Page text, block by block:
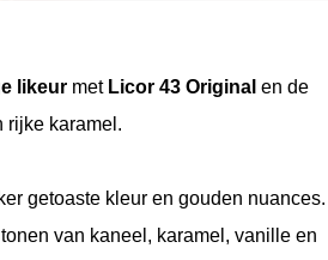
likeur met Licor 43 Originalen de
rijke karamel.
getoaste kleur en gouden
van kaneel, karamel, vanille en